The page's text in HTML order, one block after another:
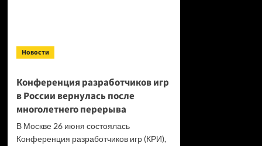
Новости
Конференция разработчиков игр
в России вернулась после
многолетнего перерыва
В Москве 26 июня состоялась
Конференция разработчиков игр (КРИ),